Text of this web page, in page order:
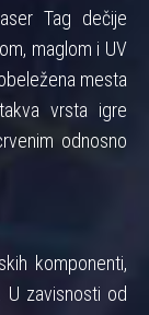
Tag dečije
maglom i UV
mesta
vrsta igre
odnosno
komponenti,
U zavisnosti od